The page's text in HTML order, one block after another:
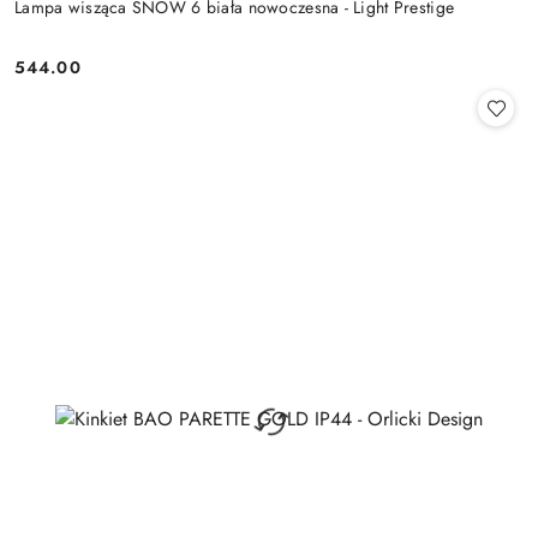
Lampa wisząca SNOW 6 biała nowoczesna - Light Prestige
Cena:
544.00